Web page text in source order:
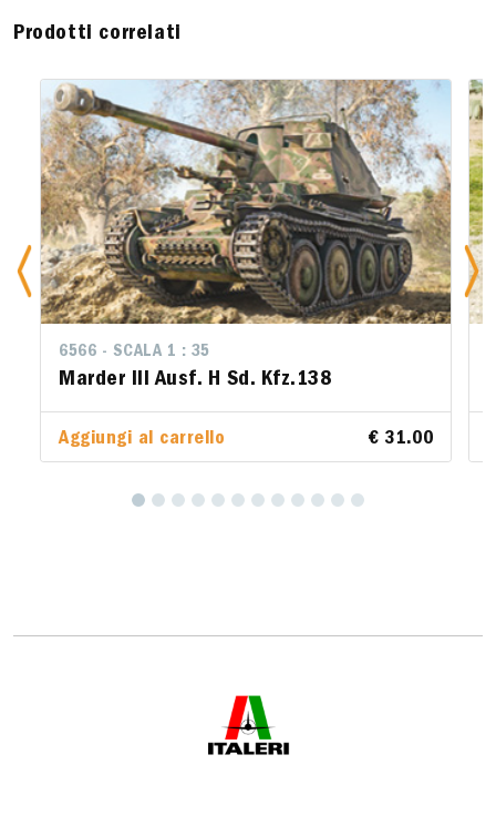
Prodotti correlati
6550 - SCALA 1 : 35
Fiat 508 CM Coloniale with Crew
Aggiungi al carrello € 24.50